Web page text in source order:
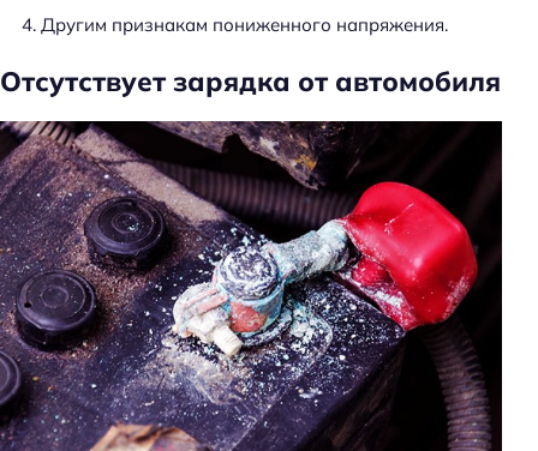
Другим признакам пониженного напряжения.
Отсутствует зарядка от автомобиля